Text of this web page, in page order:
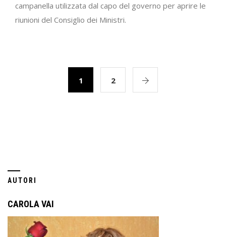
campanella utilizzata dal capo del governo per aprire le
riunioni del Consiglio dei Ministri.
1 2
AUTORI
CAROLA VAI